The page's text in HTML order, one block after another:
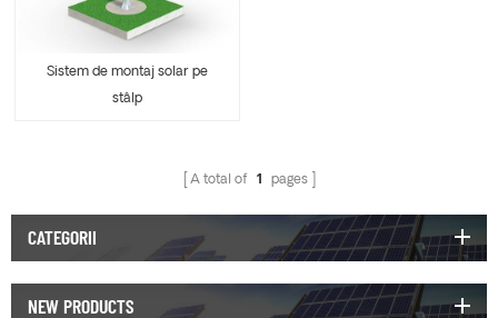
Sistem de montaj solar pe
stâlp
A total of 1 pages
CATEGORII
NEW PRODUCTS